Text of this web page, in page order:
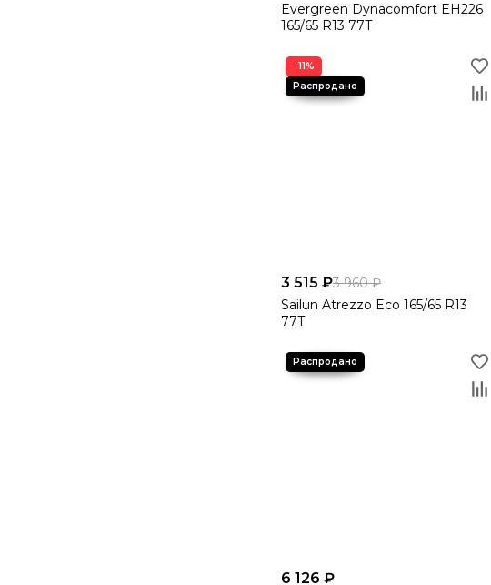
Evergreen Dynacomfort EH226
165/65 R13 77T
−11%
3 515 ₽3 960 ₽
Sailun Atrezzo Eco 165/65 R13
77T
6 126 ₽